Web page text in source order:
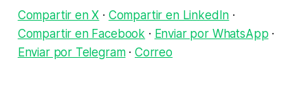
Compartir en X · Compartir en LinkedIn ·
Compartir en Facebook · Enviar por WhatsApp ·
Enviar por Telegram· Correo